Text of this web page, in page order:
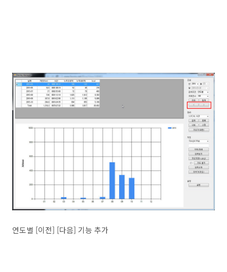
연도별 [이전] [다음] 기능 추가